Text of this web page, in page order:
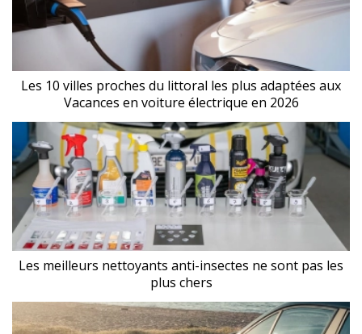
Les 10 villes proches du littoral les plus adaptées aux
Vacances en voiture électrique en 2026
Les meilleurs nettoyants anti-insectes ne sont pas les
plus chers